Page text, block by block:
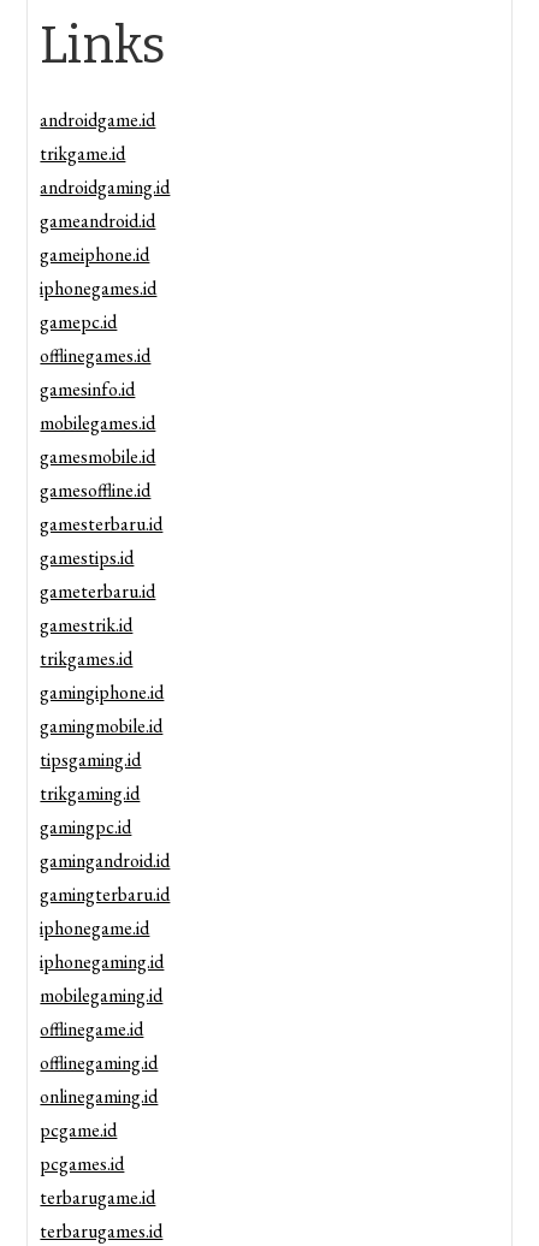
Links
androidgame.id
trikgame.id
androidgaming.id
gameandroid.id
gameiphone.id
iphonegames.id
gamepc.id
offlinegames.id
gamesinfo.id
mobilegames.id
gamesmobile.id
gamesoffline.id
gamesterbaru.id
gamestips.id
gameterbaru.id
gamestrik.id
trikgames.id
gamingiphone.id
gamingmobile.id
tipsgaming.id
trikgaming.id
gamingpc.id
gamingandroid.id
gamingterbaru.id
iphonegame.id
iphonegaming.id
mobilegaming.id
offlinegame.id
offlinegaming.id
onlinegaming.id
pcgame.id
pcgames.id
terbarugame.id
terbarugames.id